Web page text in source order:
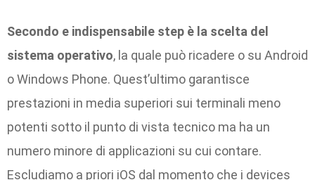
Secondo e indispensabile step è la scelta del
sistema operativo, la quale può ricadere o su Android
o Windows Phone. Quest’ultimo garantisce
prestazioni in media superiori sui terminali meno
potenti sotto il punto di vista tecnico ma ha un
numero minore di applicazioni su cui contare.
Escludiamo a priori iOS dal momento che i devices